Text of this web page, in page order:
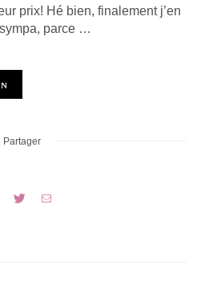
prix! Hé bien, finalement j’en
parce …
Partager